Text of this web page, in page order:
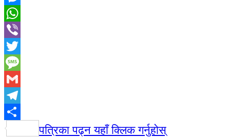
Messenger
WhatsApp
Viber
Twitter
Message
Gmail
Telegram
Share
पत्रिका पढ्न यहाँ क्लिक गर्नुहोस्